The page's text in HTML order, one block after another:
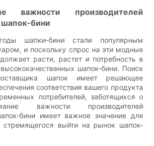
важности производителей
шапок-бини
шапки-бини стали популярным
и поскольку спрос на эти модные
расти, растет и потребность в
шапок-бини. Поиск
шапок имеет решающее
соответствия вашего продукта
потребителей, заботящихся о
важности производителей
бини имеет важное значение для
стремящегося выйти на рынок шапок-